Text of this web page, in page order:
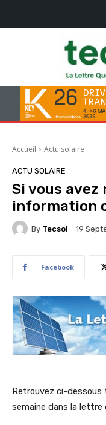
Accueil Actu solaire
ACTU SOLAIRE
Si vous avez
information
By Tecsol 19
Facebook
Retrouvez ci-
semaine dans la lettre